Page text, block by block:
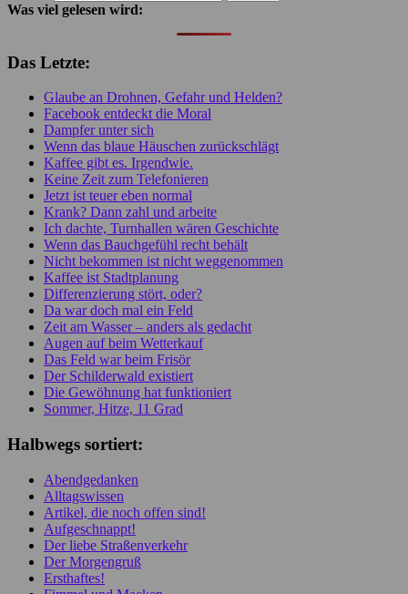
Was viel gelesen wird:
Das Letzte:
Glaube an Drohnen, Gefahr und Helden?
Facebook entdeckt die Moral
Dampfer unter sich
Wenn das blaue Häuschen zurückschlägt
Kaffee gibt es. Irgendwie.
Keine Zeit zum Telefonieren
Jetzt ist teuer eben normal
Krank? Dann zahl und arbeite
Ich dachte, Turnhallen wären Geschichte
Wenn das Bauchgefühl recht behält
Nicht bekommen ist nicht weggenommen
Kaffee ist Stadtplanung
Differenzierung stört, oder?
Da war doch mal ein Feld
Zeit am Wasser – anders als gedacht
Augen auf beim Wetterkauf
Das Feld war beim Frisör
Der Schilderwald existiert
Die Gewöhnung hat funktioniert
Sommer, Hitze, 11 Grad
Halbwegs sortiert:
Abendgedanken
Alltagswissen
Artikel, die noch offen sind!
Aufgeschnappt!
Der liebe Straßenverkehr
Der Morgengruß
Ersthaftes!